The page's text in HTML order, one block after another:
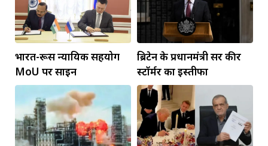
भारत-रूस न्यायिक सहयोग
MoU पर साइन
ब्रिटेन के प्रधानमंत्री सर कीर
स्टॉर्मर का इस्तीफा